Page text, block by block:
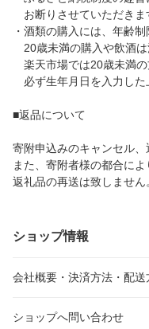
お断りさせていただきま
・酒類の購入には、年齢制
20歳未満の購入や飲酒は
楽天市場では20歳未満の
必ず生年月日を入力した
■返品について
寄附申込みのキャンセル、
また、寄附者様の都合によ
返礼品の再送は致しません
ショップ情報
会社概要・決済方法・配送
ショップへ問い合わせ